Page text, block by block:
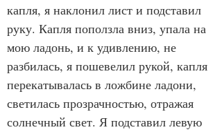
капля, я наклонил лист и подставил
руку. Капля поползла вниз, упала на
мою ладонь, и к удивлению, не
разбилась, я пошевелил рукой, капля
перекатывалась в ложбине ладони,
светилась прозрачностью, отражая
солнечный свет. Я подставил левую